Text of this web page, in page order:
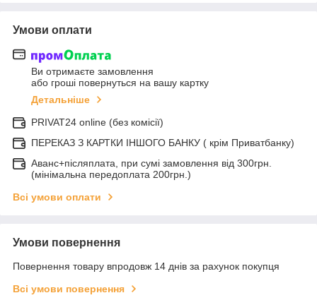
Умови оплати
Ви отримаєте замовлення
або гроші повернуться на вашу картку
Детальніше
PRIVAT24 online (без комісії)
ПЕРЕКАЗ З КАРТКИ ІНШОГО БАНКУ ( крім Приватбанку)
Аванс+післяплата, при сумі замовлення від 300грн.
(мінімальна передоплата 200грн.)
Всі умови оплати
Умови повернення
Повернення товару впродовж 14 днів за рахунок покупця
Всі умови повернення